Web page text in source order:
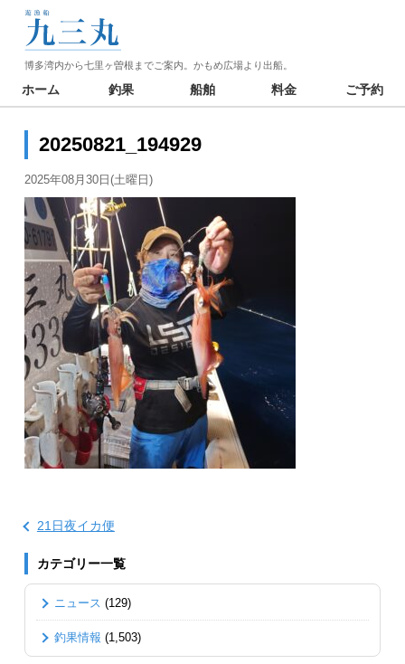
博多湾内から七里ヶ曽根までご案内。かもめ広場より出船。
ホーム 釣果 船舶 料金 ご予約
20250821_194929
2025年08月30日(土曜日)
21日夜イカ便
カテゴリー一覧
ニュース (129)
釣果情報 (1,503)